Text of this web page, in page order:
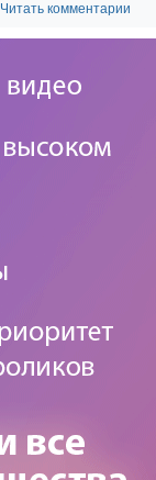
Читать комментарии